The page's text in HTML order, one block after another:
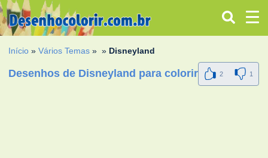
Início »Vários Temas » » Disneyland
Desenhos de Disneyland para colorir 2 1